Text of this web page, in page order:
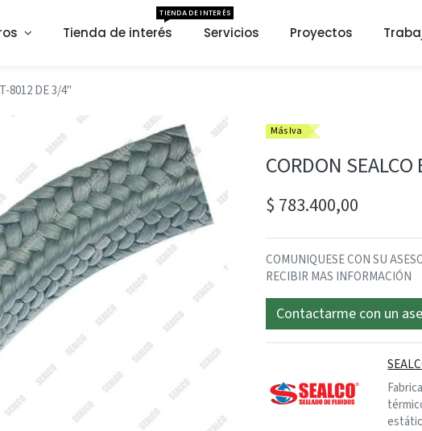
Tienda de interés
TIENDA DE INTERÉS
Servicios Proyectos
8012 DE 3/4"
Más Iva
CORDON
$ 783.400,00
COMUNIQUESE CON SU
RECIBIR MAS INFORMACIÓN
Contactarme con un